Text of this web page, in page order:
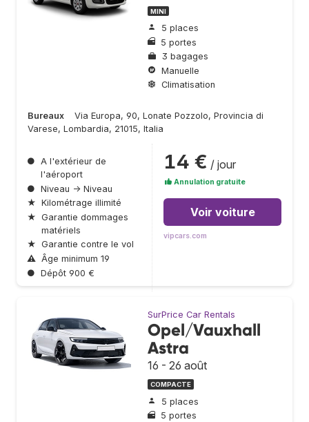
MINI
5 places
5 portes
3 bagages
Manuelle
Climatisation
Bureaux
Via Europa, 90, Lonate Pozzolo, Provincia di
Varese, Lombardia, 21015, Italia
● A l'extérieur de
l'aéroport
● Niveau → Niveau
★ Kilométrage illimité
★ Garantie dommages
matériels
★ Garantie contre le vol
⚠ Âge minimum 19
● Dépôt 900 €
14 € / jour
Annulation gratuite
Voir voiture
vipcars.com
SurPrice Car Rentals
Opel/Vauxhall
Astra
16 - 26 août
COMPACTE
5 places
5 portes